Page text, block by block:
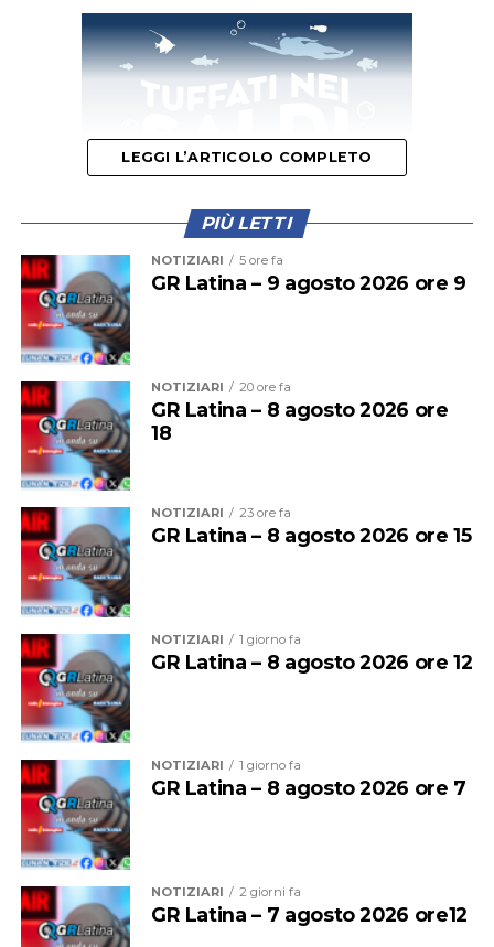
Il primo appuntamento del weekend è quello di domani,
sabato 8 agosto
momento dedicato alla cultura. Protagonista sarà la
presentazione del libro“Percorsi incerti. Vite di madri
tra l’essere grembo e arciere”della scrittrice Carla
Zanchetta, che dialogherà con l’avvocato Adele Morelli,
moderatrice dell’incontro. Un’occasione di confronto e
riflessione che arricchisce ulteriormente il programma
della manifestazione.
La musica continuerà poi ad essere protagonista sui tre
Sul palco del
Grappa Jazz Festivalsalirà il Luca
LEGGI L’ARTICOLO COMPLETO
PIÙ LETTI
NOTIZIARI 5 ore fa
GR Latina – 9 agosto 2026 ore 9
NOTIZIARI 20 ore fa
GR Latina – 8 agosto 2026 ore
18
NOTIZIARI 23 ore fa
GR Latina – 8 agosto 2026 ore 15
NOTIZIARI 1 giorno fa
GR Latina – 8 agosto 2026 ore 12
NOTIZIARI 1 giorno fa
GR Latina – 8 agosto 2026 ore 7
NOTIZIARI 2 giorni fa
GR Latina – 7 agosto 2026 ore12